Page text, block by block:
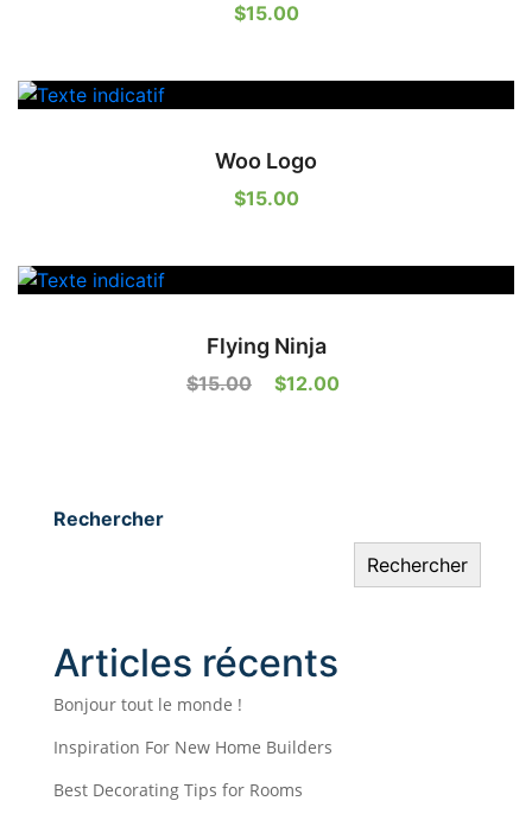
$15.00
Woo Logo
$15.00
Flying Ninja
$15.00
Le
$12.00
Rechercher
Rechercher
Articles récents
Bonjour tout le monde !
Inspiration For New Home Builders
Best Decorating Tips for Rooms